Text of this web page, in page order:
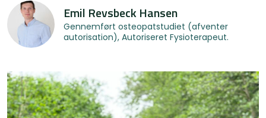
Emil Revsbeck Hansen
Gennemført osteopatstudiet (afventer
autorisation), Autoriseret Fysioterapeut.